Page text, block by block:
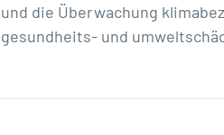
und die Überwachung
gesundheits- und